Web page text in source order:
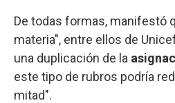
De todas formas, manifestó
materia", entre ellos de
una duplicación de la
este tipo de rubros podría
mitad".